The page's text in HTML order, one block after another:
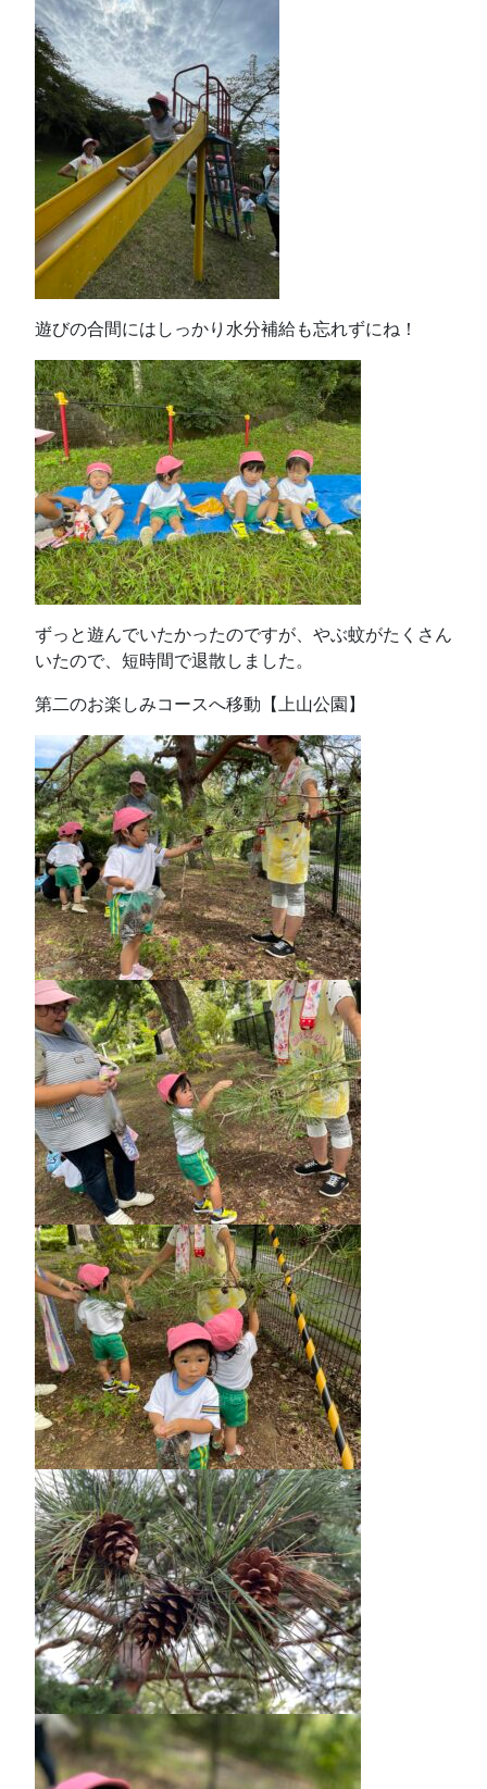
遊びの合間にはしっかり水分補給も忘れずにね！
ずっと遊んでいたかったのですが、やぶ蚊がたくさん
いたので、短時間で退散しました。
第二のお楽しみコースへ移動【上山公園】